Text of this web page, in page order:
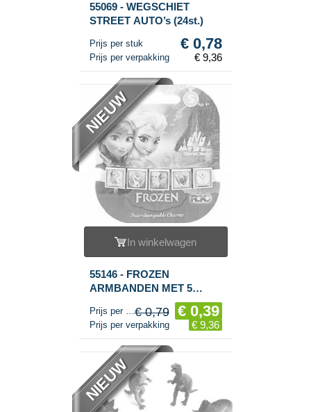
55069 - WEGSCHIET
STREET AUTO’s (24st.)
Prijs per stuk € 0,78
Prijs per verpakking € 9,36
NIEUW
In winkelwagen
55146 - FROZEN
ARMBANDEN MET 5
VERWISSELBARE
CHARMS (24st.)
Prijs per stuk€ 0,79 € 0,39
Prijs per verpakking € 9,36
NIEUW